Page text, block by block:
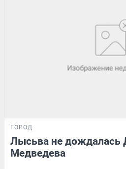
ГОРОД
Лысьва не дождалась
Медведева